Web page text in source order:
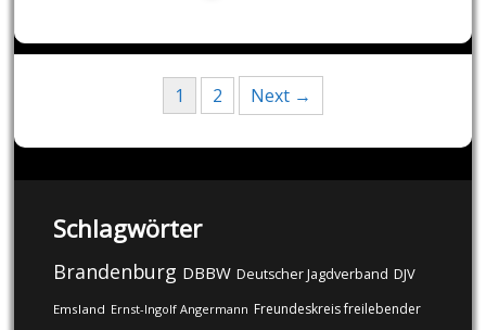
navigation
1 2 Next →
Schlagwörter
Brandenburg DBBW Deutscher Jagdverband DJV
Emsland Ernst-Ingolf Angermann Freundeskreis freilebender